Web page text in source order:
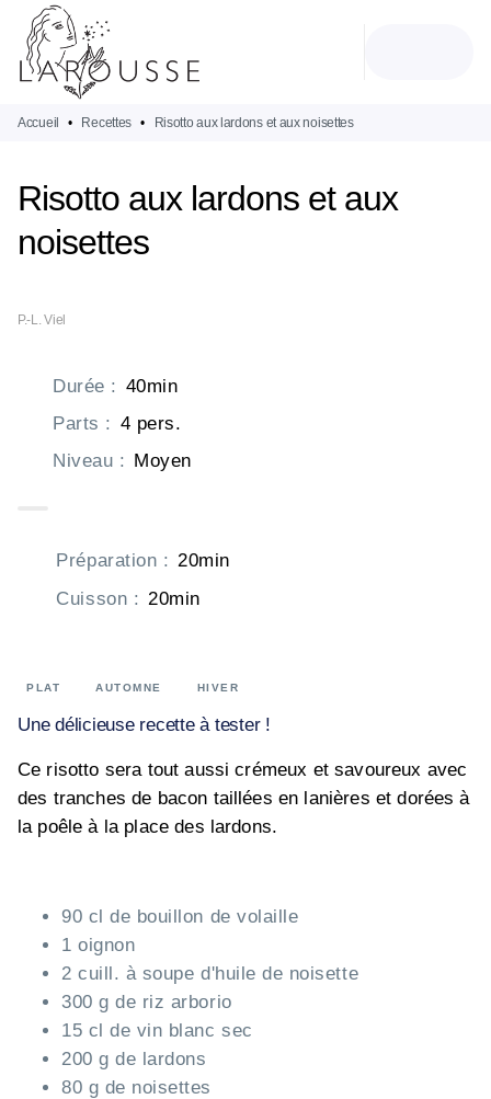
MENU
PIED DE PAGE
Accueil • Recettes • Risotto aux lardons et aux noisettes
Risotto aux lardons et aux
noisettes
P.-L. Viel
Durée : 40min
Parts : 4 pers.
Niveau : Moyen
Préparation : 20min
Cuisson : 20min
PLAT AUTOMNE HIVER
Une délicieuse recette à tester !
Ce risotto sera tout aussi crémeux et savoureux avec
des tranches de bacon taillées en lanières et dorées à
la poêle à la place des lardons.
90 cl de bouillon de volaille
1 oignon
2 cuill. à soupe d'huile de noisette
300 g de riz arborio
15 cl de vin blanc sec
200 g de lardons
80 g de noisettes